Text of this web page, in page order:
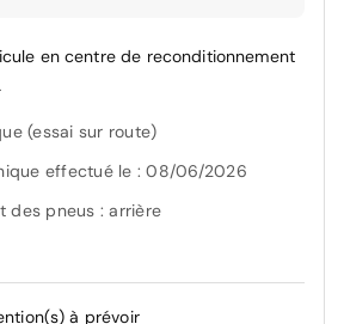
en centre de reconditionnement
(essai sur route)
effectué le : 08/06/2026
des pneus : arrière
à prévoir